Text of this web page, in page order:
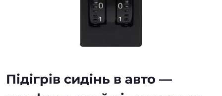
Підігрів сидінь в авто —